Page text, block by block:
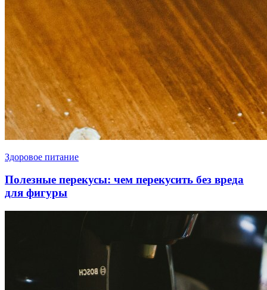
Здоровое питание
Полезные перекусы: чем перекусить без вреда
для фигуры